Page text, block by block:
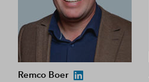
Remco Boer